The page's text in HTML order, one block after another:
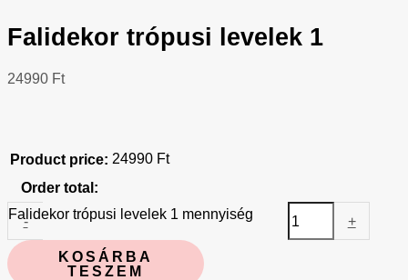
Falidekor trópusi levelek 1
24990 Ft
Product price: 24990 Ft
Order total:
-
Falidekor trópusi levelek 1 mennyiség +
KOSÁRBA
TESZEM